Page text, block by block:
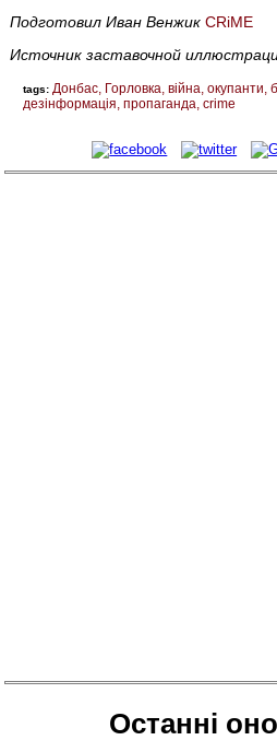
Подготовил Иван ВенжикCRiME
Источник заставочной
tags:Донбас Горловка війна окупанти
дезінформація пропаганда crime
Останні